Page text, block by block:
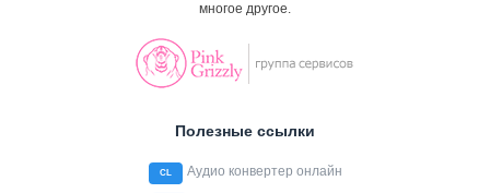
многое другое.
Полезные ссылки
CL Аудио конвертер онлайн